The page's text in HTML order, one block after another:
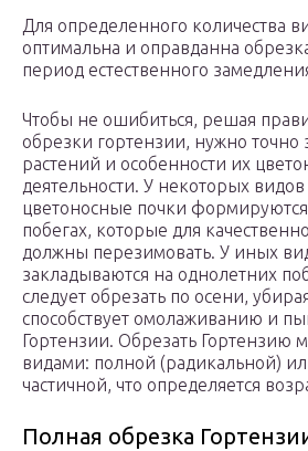
Для определенного количества
оптимальна и оправданна
период естественного
Чтобы не ошибиться, решая
обрезки гортензии, нужно точно
растений и особенности их
деятельности. У некоторых
цветоносные почки
побегах, которые для
должны перезимовать. У иных
закладываются на однолетних
следует обрезать по осени,
способствует омолаживанию и
Гортензии. Обрезать Гортензию
видами: полной (радикальной)
частичной, что определяется
Полная обрезка